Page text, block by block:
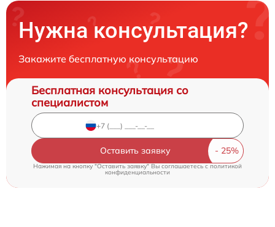
Нужна консультация?
Закажите бесплатную консультацию
Бесплатная консультация со
специалистом
Оставить заявку
Нажимая на кнопку "Оставить заявку" Вы соглашаетесь cполитикой
конфиденциальности